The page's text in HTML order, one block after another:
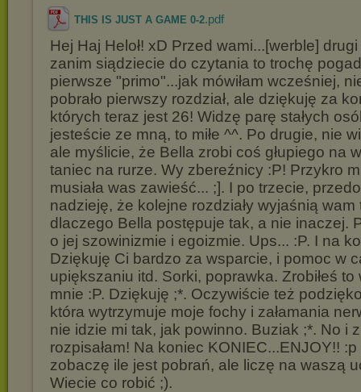
THIS IS JUST A GAME 0-2.pdf
Hej Haj Heloł! xD Przed wami...[werble] drugi
zanim siądziecie do czytania to trochę
pierwsze "primo"...jak mówiłam wcześniej,
pobrało pierwszy rozdział, ale dziękuję za
których teraz jest 26! Widzę parę stałych
jesteście ze mną, to miłe ^^. Po drugie, nie
ale myślicie, że Bella zrobi coś głupiego na
taniec na rurze. Wy zbereźnicy :P! Przykro
musiała was zawieść... ;]. I po trzecie,
nadzieję, że kolejne rozdziały wyjaśnią wam
dlaczego Bella postępuje tak, a nie inaczej.
o jej szowinizmie i egoizmie. Ups... :P. I na
Dziękuję Ci bardzo za wsparcie, i pomoc w
upiększaniu itd. Sorki, poprawka. Zrobiłeś
mnie :P. Dziękuję ;*. Oczywiście też
która wytrzymuje moje fochy i załamania
nie idzie mi tak, jak powinno. Buziak ;*. No i
rozpisałam! Na koniec KONIEC...ENJOY!!
zobaczę ile jest pobrań, ale liczę na waszą
Wiecie co robić ;).